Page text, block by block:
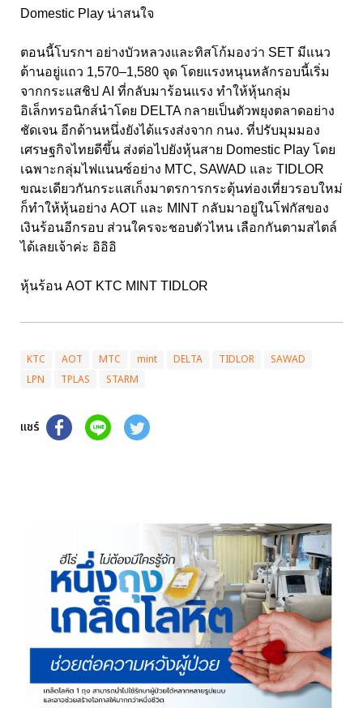
Domestic Play น่าสนใจ
ตอนนี้โบรกฯ อย่างบัวหลวงและทิสโก้มองว่า SET มีแนว
ต้านอยู่แถว 1,570–1,580 จุด โดยแรงหนุนหลักรอบนี้เริ่ม
จากกระแสชิป AI ที่กลับมาร้อนแรง ทำให้หุ้นกลุ่ม
อิเล็กทรอนิกส์นำโดย DELTA กลายเป็นตัวพยุงตลาดอย่าง
ชัดเจน อีกด้านหนึ่งยังได้แรงส่งจาก กนง. ที่ปรับมุมมอง
เศรษฐกิจไทยดีขึ้น ส่งต่อไปยังหุ้นสาย Domestic Play โดย
เฉพาะกลุ่มไฟแนนซ์อย่าง MTC, SAWAD และ TIDLOR
ขณะเดียวกันกระแสเก็งมาตรการกระตุ้นท่องเที่ยวรอบใหม่
ก็ทำให้หุ้นอย่าง AOT และ MINT กลับมาอยู่ในโฟกัสของ
เงินร้อนอีกรอบ ส่วนใครจะชอบตัวไหน เลือกกันตามสไตล์
ได้เลยเจ้าค่ะ อิอิอิ
หุ้นร้อน AOT KTC MINT TIDLOR
KTC AOT MTC mint DELTA TIDLOR
SAWAD
LPN
TPLAS STARM
แชร์